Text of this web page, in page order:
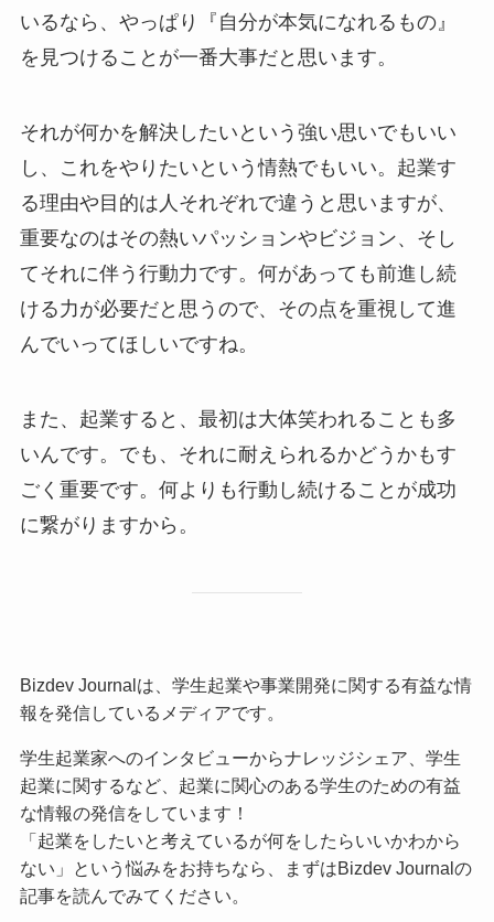
いるなら、やっぱり『自分が本気になれるもの』
を見つけることが一番大事だと思います。
それが何かを解決したいという強い思いでもいい
し、これをやりたいという情熱でもいい。起業す
る理由や目的は人それぞれで違うと思いますが、
重要なのはその熱いパッションやビジョン、そし
てそれに伴う行動力です。何があっても前進し続
ける力が必要だと思うので、その点を重視して進
んでいってほしいですね。
また、起業すると、最初は大体笑われることも多
いんです。でも、それに耐えられるかどうかもす
ごく重要です。何よりも行動し続けることが成功
に繋がりますから。
Bizdev Journalは、学生起業や事業開発に関する有益な情
報を発信しているメディアです。
学生起業家へのインタビューからナレッジシェア、学生
起業に関するなど、起業に関心のある学生のための有益
な情報の発信をしています！
「起業をしたいと考えているが何をしたらいいかわから
ない」という悩みをお持ちなら、まずはBizdev Journalの
記事を読んでみてください。